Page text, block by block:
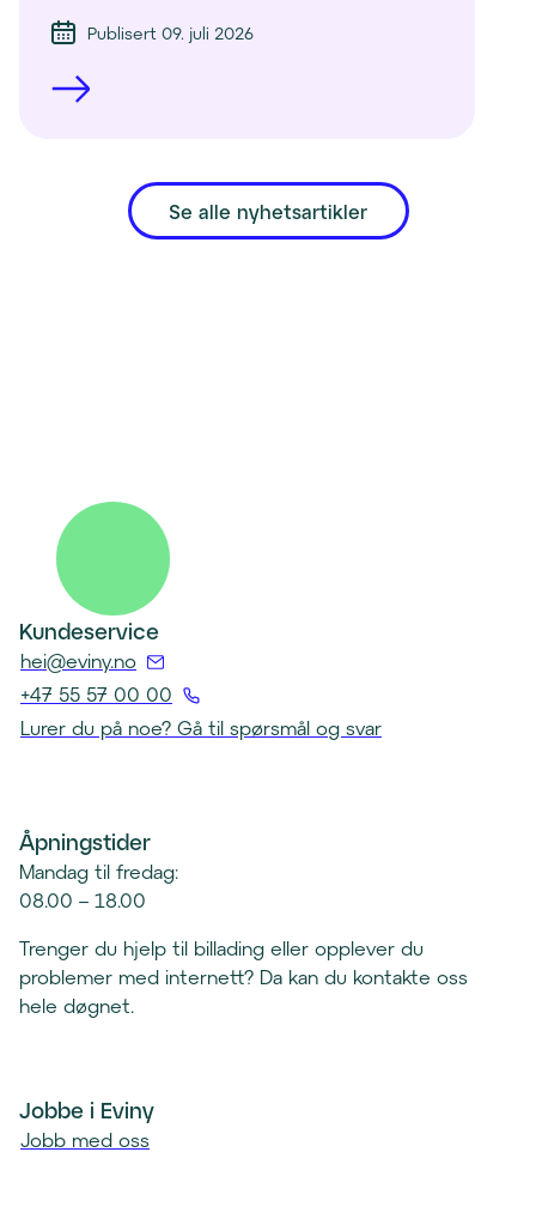
Publisert 09. juli 2026
Se alle nyhetsartikler
Kundeservice
hei@eviny.no(
Å
n
o
t
k
t
)
+47 55 57 00 00
(
e
r
t
e
f
k
i
Lurer du på noe? Gå til spørsmål og svar
Åpningstider
Mandag til fredag:
08.00 – 18.00
Trenger du hjelp til billading eller opplever du
problemer med internett? Da kan du kontakte oss
hele døgnet.
Jobbe i Eviny
Jobb med oss